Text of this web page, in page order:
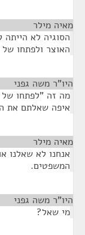
מאיה מילר
הסוגיה לא
האוצר ולפתחו
היו"ר משה גפני
מה זה "לפתחו
איפה שאלתם את
מאיה מילר
אנחנו לא שאלנו
המשפטים.
היו"ר משה גפני
מי שאל?